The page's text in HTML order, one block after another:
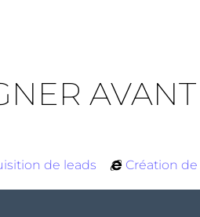
de leads Création